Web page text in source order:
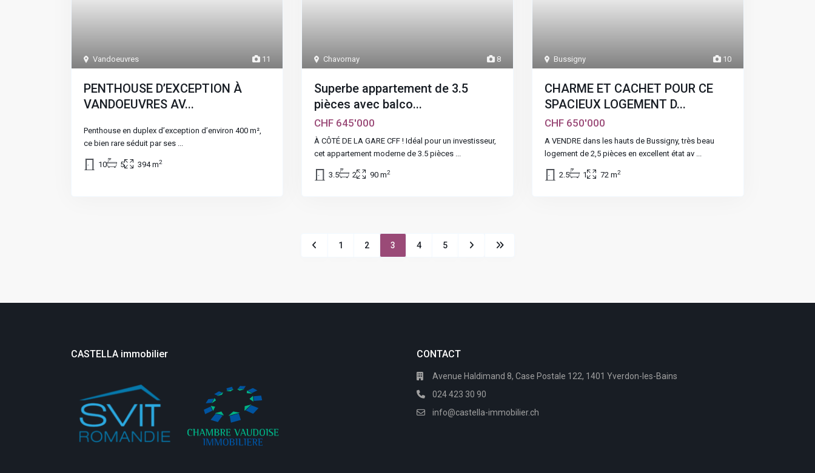
11
Vandoeuvres
PENTHOUSE D’EXCEPTION À
VANDOEUVRES AV...
Penthouse en duplex d’exception d’environ 400 m²,
ce bien rare séduit par ses ...
10 5 394 m2
8
Chavornay
Superbe appartement de 3.5
pièces avec balco...
CHF 645'000
À CÔTÉ DE LA GARE CFF ! Idéal pour un investisseur,
cet appartement moderne de 3.5 pièces ...
3.5 2 90 m2
10
Bussigny
CHARME ET CACHET POUR CE
SPACIEUX LOGEMENT D...
CHF 650'000
A VENDRE dans les hauts de Bussigny, très beau
logement de 2,5 pièces en excellent état av ...
2.5 1 72 m2
1 2 3 4 5
CASTELLA immobilier CONTACT
Avenue Haldimand 8, Case Postale 122, 1401 Yverdon-les-Bains
024 423 30 90
info@castella-immobilier.ch